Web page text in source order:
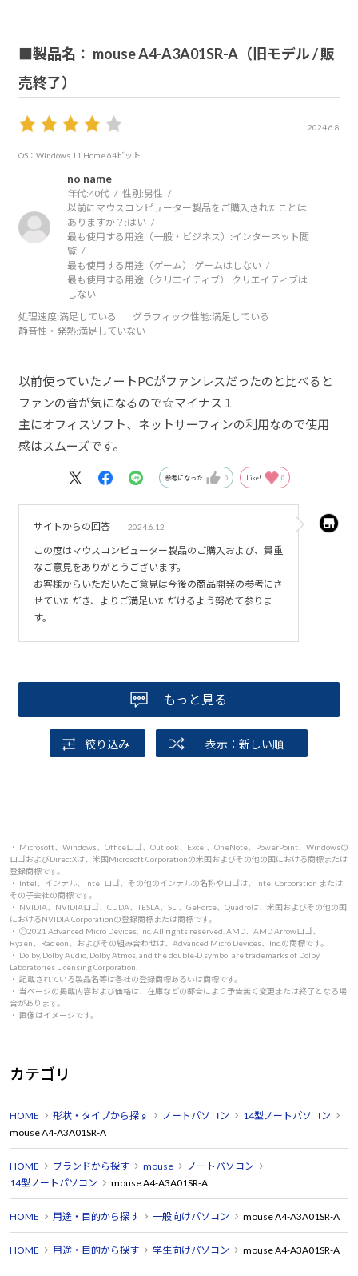
■製品名： mouse A4-A3A01SR-A（旧モデル / 販
売終了）
2024.6.8
OS：Windows 11 Home 64ビット
no name
年代:40代 性別:男性
以前にマウスコンピューター製品をご購入されたことは
ありますか？:はい
最も使用する用途（一般・ビジネス）:インターネット閲
覧
最も使用する用途（ゲーム）:ゲームはしない
最も使用する用途（クリエイティブ）:クリエイティブは
しない
処理速度:満足している グラフィック性能:満足している
静音性・発熱:満足していない
以前使っていたノートPCがファンレスだったのと比べると
ファンの音が気になるので☆マイナス１
主にオフィスソフト、ネットサーフィンの利用なので使用
感はスムーズです。
参考になった 0 Like! 0
サイトからの回答 2024.6.12
この度はマウスコンピューター製品のご購入および、貴重
なご意見をありがとうございます。
お客様からいただいたご意見は今後の商品開発の参考にさ
せていただき、よりご満足いただけるよう努めて参りま
す。
もっと見る
絞り込み 表示：新しい順
・ Microsoft、Windows、Officeロゴ、Outlook、Excel、OneNote、PowerPoint、Windowsの
ロゴおよびDirectXは、米国Microsoft Corporationの米国およびその他の国における商標または
登録商標です。
・ Intel、インテル、Intel ロゴ、その他のインテルの名称やロゴは、Intel Corporation または
その子会社の商標です。
・ NVIDIA、NVIDIAロゴ、CUDA、TESLA、SLI、GeForce、Quadroは、米国およびその他の国
におけるNVIDIA Corporationの登録商標または商標です。
・ 🄫2021 Advanced Micro Devices, Inc. All rights reserved. AMD、AMD Arrowロゴ、
Ryzen、Radeon、およびその組み合わせは、Advanced Micro Devices、Inc.の商標です。
・ Dolby, Dolby Audio, Dolby Atmos, and the double-D symbol are trademarks of Dolby
Laboratories Licensing Corporation.
・ 記載されている製品名等は各社の登録商標あるいは商標です。
・ 当ページの掲載内容および価格は、在庫などの都合により予告無く変更または終了となる場
合があります。
・ 画像はイメージです。
カテゴリ
HOME 形状・タイプから探す ノートパソコン
14型ノートパソコン
mouse A4-A3A01SR-A
HOME ブランドから探す mouse
ノートパソコン
14型ノートパソコン
mouse A4-A3A01SR-A
HOME 用途・目的から探す 一般向けパソコン mouse A4-A3A01SR-A
HOME 用途・目的から探す 学生向けパソコン mouse A4-A3A01SR-A